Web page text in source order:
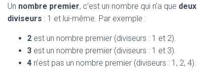
Un nombre premier, c’est un nombre qui n’a que deux
diviseurs : 1 et lui-même. Par exemple :
2 est un nombre premier (diviseurs : 1 et 2).
3 est un nombre premier (diviseurs : 1 et 3).
4 n’est pas un nombre premier (diviseurs : 1, 2, 4).